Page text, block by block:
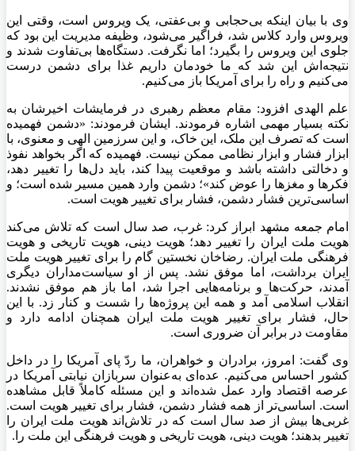
وی با بیان اینکه بی‌حجابی و بی‌عفتی، یک ویروس است، وقتی این
ویروس وارد کلاس شد، فراگیر می‌شود، وظیفه مدیریت این بود که
جلوی این ویروس را بگیرد؛ اما نگرفت. دستگاه‌ها بی‌تفاوت شدند و
نتیجه‌اش این شد که ما خودمان داریم غذا برای دشمن درست
می‌کنیم و راه را برای آمریکا باز می‌کنیم.
علم الهدی افزود: مقام معظم رهبری در فرمایشات اخیرشان به
نکته بسیار مهمی اشاره فرمودند. ایشان فرمودند: «دشمن فهمیده
است که تصرف این ملک، این خاک، و این سرزمین الهی و معنوی، با
ابزار فشار و ابزار نظامی ممکن نیست. فهمیده که اگر بخواهد نفوذ
و دخالتی داشته باشد و موقعیت پیدا کند، باید دل‌ها را تغییر دهد،
فکرها و مغزها را عوض کند»؛ دشمن وارد همین مسیر شده است؛ و
اساسی‌ترین فشار دشمن، فشار برای تغییر هویت است.
امام جمعه مشهد ابراز کرد: غرب، صد سال است که تلاش می‌کند
هویت ملت ایران را تغییر دهد؛ هویت دینی، هویت تاریخی و هویت
فرهنگی ملت ایران. رضاخان نخستین گام را برای تغییر هویت ملت
ایران برداشت، اما موفق نشد. پس از او سیاست‌مداران دیگری
آمدند، حرکت‌ها و برنامه‌هایی اجرا شد، اما باز هم موفق نشدند.
انقلاب اسلامی آمد و همه این پروژه‌ها را شست و کنار زد. با این
حال، فشار برای تغییر هویت ملت ایران همچنان ادامه دارد و
مقاومت در برابر آن ضروری است.
وی گفت: امروز، برادران و خواهران، ما ردّ پای آمریکا را در داخل
کشور احساس می‌کنیم. عده‌ای به‌عنوان سربازان نیابتی آمریکا در
عرصه اقتصاد وارد عمل شده‌اند و این مسئله کاملاً قابل مشاهده
است. اساسی‌تر از همه فشار دشمن، فشار برای تغییر هویت است.
غربی‌ها بیش از صد سال است که در تلاش‌اند هویت ملت ایران را
تغییر بدهند؛ هویت دینی، هویت تاریخی و هویت فرهنگی این ملت را.